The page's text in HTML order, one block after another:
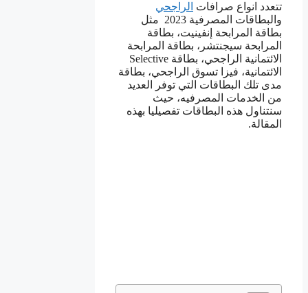
تتعدد انواع صرافات الراجحي
والبطاقات المصرفية 2023 مثل
بطاقة المرابحة إنفينيت، بطاقة
المرابحة سيجنتشر، بطاقة المرابحة
الائتمانية الراجحي، بطاقة Selective
الائتمانية، فيزا تسوق الراجحي، بطاقة
مدى تلك البطاقات التي توفر العديد
من الخدمات المصرفيه، حيث
سنتناول هذه البطاقات تفصيليا بهذه
المقالة.